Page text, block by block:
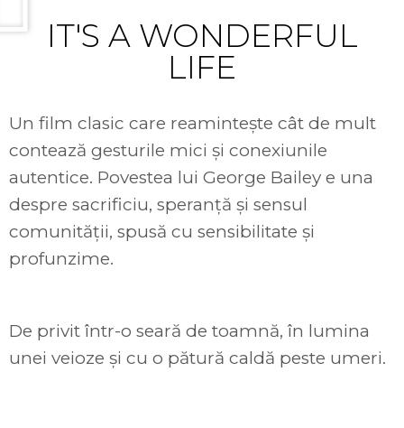
IT'S A WONDERFUL
LIFE
Un film clasic care reamintește cât de mult
contează gesturile mici și conexiunile
autentice. Povestea lui George Bailey e una
despre sacrificiu, speranță și sensul
comunității, spusă cu sensibilitate și
profunzime.
De privit într-o seară de toamnă, în lumina
unei veioze și cu o pătură caldă peste umeri.